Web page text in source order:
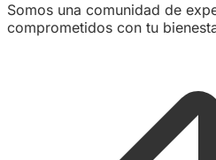
Somos una comunidad de
comprometidos con tu